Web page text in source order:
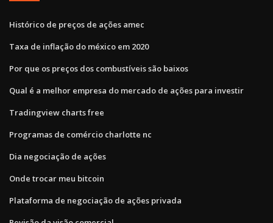
Histórico de preços de ações amec
Taxa de inflação do méxico em 2020
Por que os preços dos combustíveis são baixos
Qual é a melhor empresa do mercado de ações para investir
Tradingview charts free
Programas de comércio charlotte nc
Dia negociação de ações
Onde trocar meu bitcoin
Plataforma de negociação de ações privada